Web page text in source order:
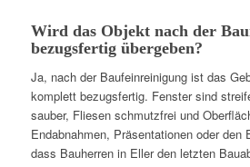
Wird das Objekt nach der
bezugsfertig übergeben?
Ja, nach der Baufeinreinigung ist das
komplett bezugsfertig. Fenster sind
sauber, Fliesen schmutzfrei und
Endabnahmen, Präsentationen oder den
dass Bauherren in Eller den letzten